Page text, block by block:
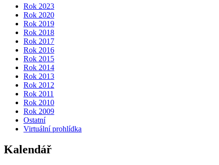
Rok 2023
Rok 2020
Rok 2019
Rok 2018
Rok 2017
Rok 2016
Rok 2015
Rok 2014
Rok 2013
Rok 2012
Rok 2011
Rok 2010
Rok 2009
Ostatní
Virtuální prohlídka
Kalendář